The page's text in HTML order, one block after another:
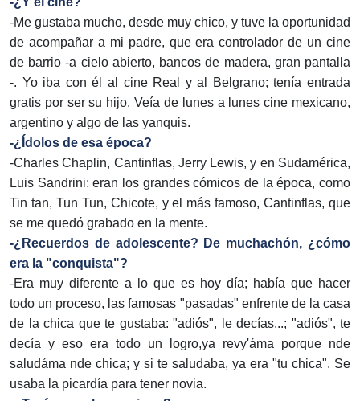
-Me gustaba mucho, desde muy chico, y tuve la oportunidad
de acompañar a mi padre, que era controlador de un cine
de barrio -a cielo abierto, bancos de madera, gran pantalla
-. Yo iba con él al cine Real y al Belgrano; tenía entrada
gratis por ser su hijo. Veía de lunes a lunes cine mexicano,
argentino y algo de las yanquis.
-¿Ídolos de esa época?
-Charles Chaplin, Cantinflas, Jerry Lewis, y en Sudamérica,
Luis Sandrini: eran los grandes cómicos de la época, como
Tin tan, Tun Tun, Chicote, y el más famoso, Cantinflas, que
se me quedó grabado en la mente.
-¿Recuerdos de adolescente? De muchachón, ¿cómo
era la "conquista"?
-Era muy diferente a lo que es hoy día; había que hacer
todo un proceso, las famosas "pasadas" enfrente de la casa
de la chica que te gustaba: "adiós", le decías...; "adiós", te
decía y eso era todo un logro,ya revy'áma porque nde
saludáma nde chica; y si te saludaba, ya era "tu chica". Se
usaba la picardía para tener novia.